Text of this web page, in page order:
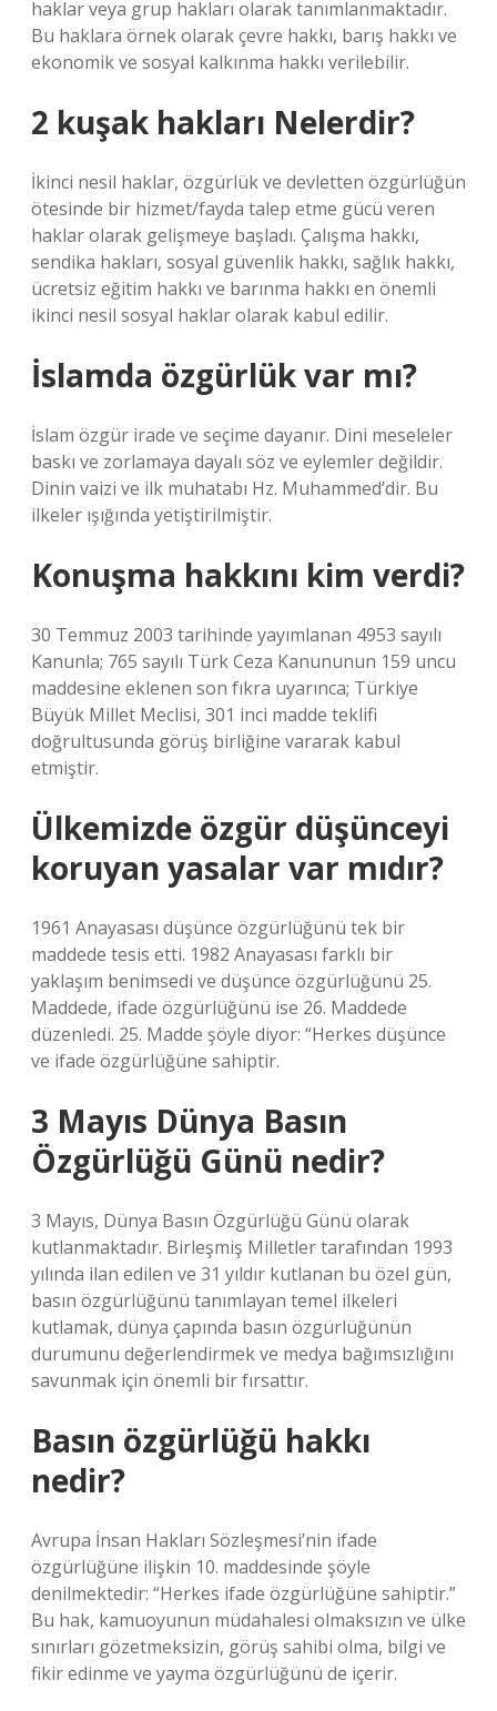
haklar veya grup hakları olarak tanımlanmaktadır.
Bu haklara örnek olarak çevre hakkı, barış hakkı ve
ekonomik ve sosyal kalkınma hakkı verilebilir.
2 kuşak hakları Nelerdir?
İkinci nesil haklar, özgürlük ve devletten özgürlüğün
ötesinde bir hizmet/fayda talep etme gücü veren
haklar olarak gelişmeye başladı. Çalışma hakkı,
sendika hakları, sosyal güvenlik hakkı, sağlık hakkı,
ücretsiz eğitim hakkı ve barınma hakkı en önemli
ikinci nesil sosyal haklar olarak kabul edilir.
İslamda özgürlük var mı?
İslam özgür irade ve seçime dayanır. Dini meseleler
baskı ve zorlamaya dayalı söz ve eylemler değildir.
Dinin vaizi ve ilk muhatabı Hz. Muhammed’dir. Bu
ilkeler ışığında yetiştirilmiştir.
Konuşma hakkını kim verdi?
30 Temmuz 2003 tarihinde yayımlanan 4953 sayılı
Kanunla; 765 sayılı Türk Ceza Kanununun 159 uncu
maddesine eklenen son fıkra uyarınca; Türkiye
Büyük Millet Meclisi, 301 inci madde teklifi
doğrultusunda görüş birliğine vararak kabul
etmiştir.
Ülkemizde özgür düşünceyi
koruyan yasalar var mıdır?
1961 Anayasası düşünce özgürlüğünü tek bir
maddede tesis etti. 1982 Anayasası farklı bir
yaklaşım benimsedi ve düşünce özgürlüğünü 25.
Maddede, ifade özgürlüğünü ise 26. Maddede
düzenledi. 25. Madde şöyle diyor: “Herkes düşünce
ve ifade özgürlüğüne sahiptir.
3 Mayıs Dünya Basın
Özgürlüğü Günü nedir?
3 Mayıs, Dünya Basın Özgürlüğü Günü olarak
kutlanmaktadır. Birleşmiş Milletler tarafından 1993
yılında ilan edilen ve 31 yıldır kutlanan bu özel gün,
basın özgürlüğünü tanımlayan temel ilkeleri
kutlamak, dünya çapında basın özgürlüğünün
durumunu değerlendirmek ve medya bağımsızlığını
savunmak için önemli bir fırsattır.
Basın özgürlüğü hakkı
nedir?
Avrupa İnsan Hakları Sözleşmesi’nin ifade
özgürlüğüne ilişkin 10. maddesinde şöyle
denilmektedir: “Herkes ifade özgürlüğüne sahiptir.”
Bu hak, kamuoyunun müdahalesi olmaksızın ve ülke
sınırları gözetmeksizin, görüş sahibi olma, bilgi ve
fikir edinme ve yayma özgürlüğünü de içerir.